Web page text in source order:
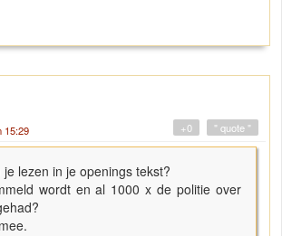
15:29 " quote "
+0
lezen in je openings tekst?
wordt en al 1000 x de politie over